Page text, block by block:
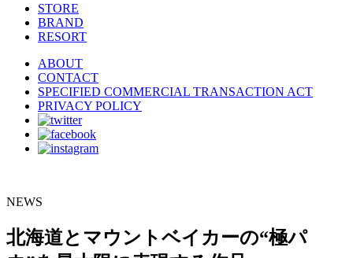
STORE
BRAND
RESORT
ABOUT
CONTACT
SPECIFIED COMMERCIAL TRANSACTION ACT
PRIVACY POLICY
NEWS
北海道とマウントベイカーの“極パ